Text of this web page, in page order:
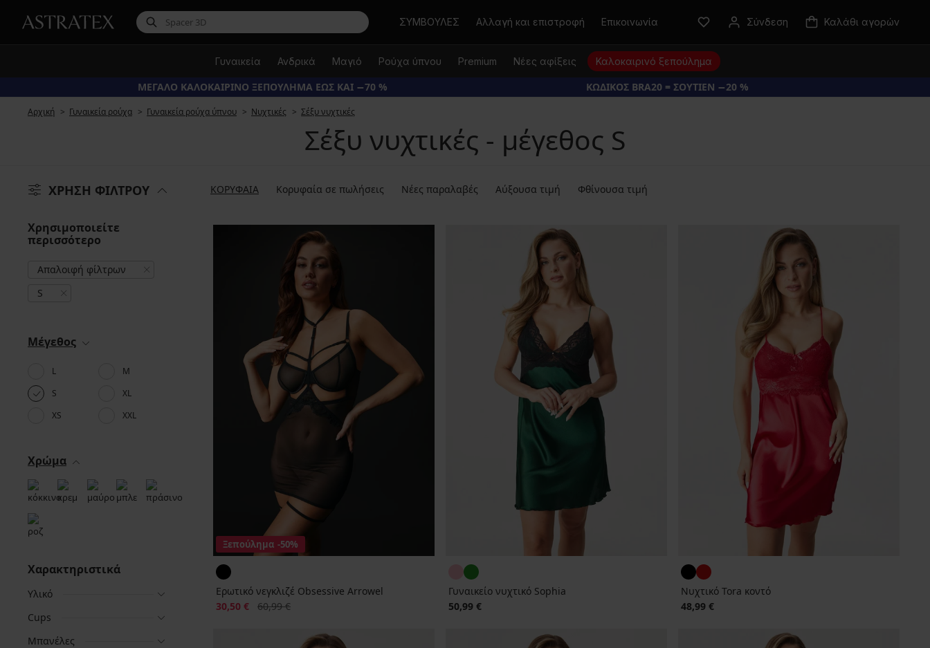
Αναζήτηση
ΣΥΜΒΟΥΛΕΣ Αλλαγή και επιστροφή Επικοινωνία Σύνδεση Καλάθι αγορών
Γυναικεία Ανδρικά Μαγιό Ρούχα ύπνου Premium Νέες αφίξεις Καλοκαιρινό ξεπούλημα
ΜΕΓΑΛΟ ΚΑΛΟΚΑΙΡΙΝΟ ΞΕΠΟΥΛΗΜΑ ΕΩΣ ΚΑΙ −70 % ΚΩΔΙΚΟΣ BRA20 = ΣΟΥΤΙΕΝ −20 %
Αρχική Γυναικεία ρούχα Γυναικεία ρούχα ύπνου Νυχτικές Σέξυ νυχτικές
Σέξυ νυχτικές - μέγεθος S
ΧΡΗΣΗ ΦΙΛΤΡΟΥ ΚΟΡΥΦΑΙΑ Κορυφαία σε πωλήσεις Νέες παραλαβές Αύξουσα τιμή Φθίνουσα τιμή
Χρησιμοποιείτε
περισσότερο
Απαλοιφή φίλτρων
S
Μέγεθος
L
M
S
XL
XS
XXL
Χρώμα
Χαρακτηριστικά
Υλικό
Cups
Μπανέλες
Ξεπούλημα -50%
Ερωτικό νεγκλιζέ Obsessive Arrowel
Έκπτωση
30,50 € Αρχική τιμή
60,99 €
Γυναικείο νυχτικό Sophia
50,99 €
Νυχτικό Tora κοντό
48,99 €